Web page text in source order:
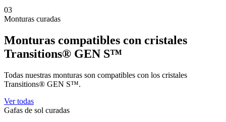
03
Monturas curadas
Monturas compatibles con cristales
Transitions® GEN S™
Todas nuestras monturas son compatibles con los cristales
Transitions® GEN S™.
Ver todas
Gafas de sol curadas